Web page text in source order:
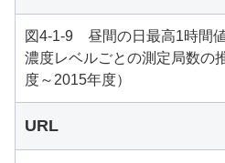
図4-1-9 昼間の日最高1時間
濃度レベルごとの測定局数の
度～2015年度）
URL